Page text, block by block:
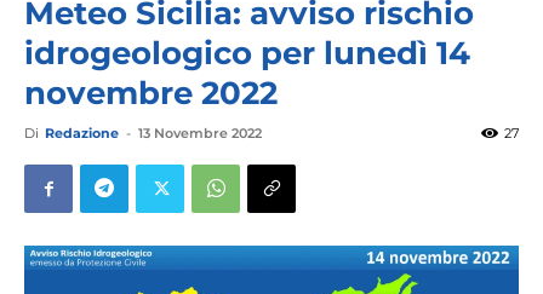
Meteo Sicilia: avviso rischio
idrogeologico per lunedì 14
novembre 2022
Di Redazione - 13 Novembre 2022 27